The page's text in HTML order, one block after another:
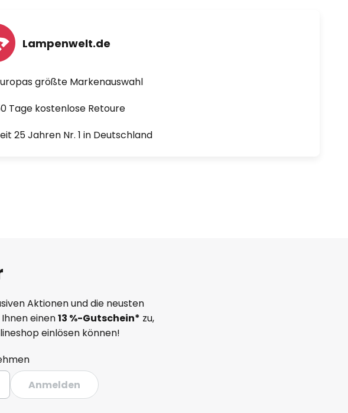
Lampenwelt.de
größte Markenauswahl
Tage kostenlose Retoure
25 Jahren Nr. 1 in Deutschland
Aktionen und die neusten
einen13 %-Gutschein* zu,
einlösen können!
Anmelden